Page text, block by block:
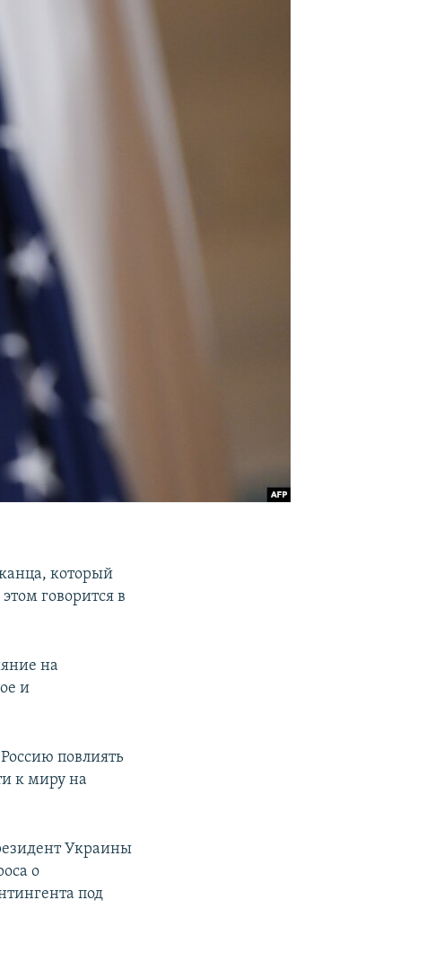
который
говорится в
на
и
повлиять
к миру на
Украины
о
под